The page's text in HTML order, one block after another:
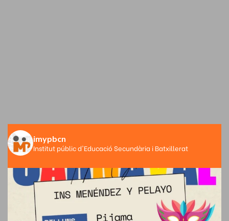
imypbcn
Institut públic d'Educació Secundària i Batxillerat